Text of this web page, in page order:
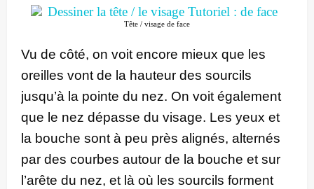
Tête / visage de face
Vu de côté, on voit encore mieux que les
oreilles vont de la hauteur des sourcils
jusqu’à la pointe du nez. On voit également
que le nez dépasse du visage. Les yeux et
la bouche sont à peu près alignés, alternés
par des courbes autour de la bouche et sur
l’arête du nez, et là où les sourcils forment